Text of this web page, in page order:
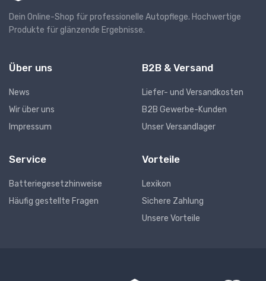
Dein Online-Shop für professionelle Autopflege. Hochwertige
Produkte für glänzende Ergebnisse.
Über uns
News
Wir über uns
Impressum
B2B & Versand
Liefer- und Versandkosten
B2B Gewerbe-Kunden
Unser Versandlager
Service
Batteriegesetzhinweise
Häufig gestellte Fragen
Vorteile
Lexikon
Sichere Zahlung
Unsere Vorteile